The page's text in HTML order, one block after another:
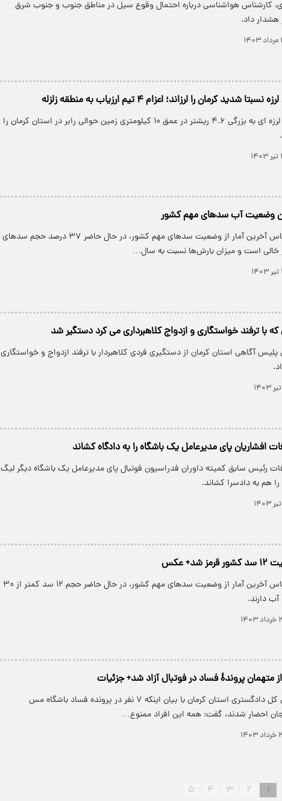
کارشناس هواشناسی درباره احتمال وقوع سیل در مناطق جنوب و جنوب شرق
داد.
نسبتا شدید کرمان را لرزاند؛ اعزام ۴ تیم ارزیاب به منطقه زلزله
زمین لرزه ای به بزرگی ۴.۶ ریشتر در عمق ۱۰ کیلومتری زمین حوالی رابر در استان کرمان را
وضعیت آب سدهای مهم کشور
بر اساس آخرین آمار از وضعیت سدهای مهم کشور، در حال حاضر ۳۷ درصد حجم سدهای
خالی است و میزان بارش‌ها نسبت به سال…
با ترفند خواستگاری و ازدواج کلاهبرداری می کرد دستگیر شد
آگاهی استان کرمان از دستگیری فردی کلاهبردار با ترفند ازدواج و خواستگاری
افشاریان پای مدیرعامل یک باشگاه را به دادگاه کشاند
رئیس سابق کمیته داوران فدراسیون فوتبال پای مدیرعامل یک باشگاه دیگر لیگ
را هم به دادسرا کشاند.
شد+ عکس
بر اساس آخرین آمار از وضعیت سدهای مهم کشور، در حال حاضر حجم ۱۲ سد کمتر از ۳۰
دارند.
متهمان پروندۀ فساد در فوتبال آزاد شد+ جزئیات
رئیس کل دادگستری استان کرمان با بیان اینکه ۷ نفر در پرونده فساد باشگاه مس
احضار شدند، گفت: همه این افراد ممنوع…
۱ ۲ ۳ ۴ ۵